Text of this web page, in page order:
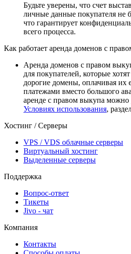
Будьте уверены, что счет
личные данные покупателя не
что гарантирует
всего процесса.
Как работает аренда доменов с
Аренда доменов с правом
для покупателей, которые
дорогие домены, оплачивая их
платежами вместо большого
аренде с правом выкупа можно
Условиях использования,
Хостинг / Серверы
VPS / VDS облачные серверы
Виртуальный хостинг
Выделенные серверы
Поддержка
Вопрос-ответ
Тикеты
Jivo - чат
Компания
Контакты